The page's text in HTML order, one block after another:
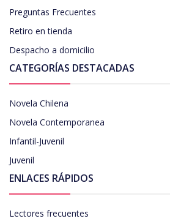
Preguntas Frecuentes
Retiro en tienda
Despacho a domicilio
CATEGORÍAS DESTACADAS
Novela Chilena
Novela Contemporanea
Infantil-Juvenil
Juvenil
ENLACES RÁPIDOS
Lectores frecuentes